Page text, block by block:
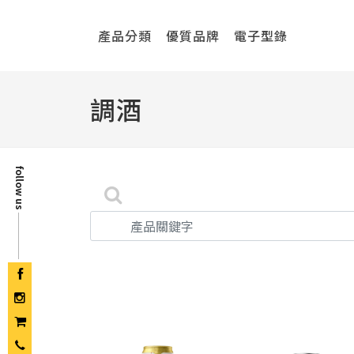
產品分類 優質品牌 電子型錄
調酒
follow us